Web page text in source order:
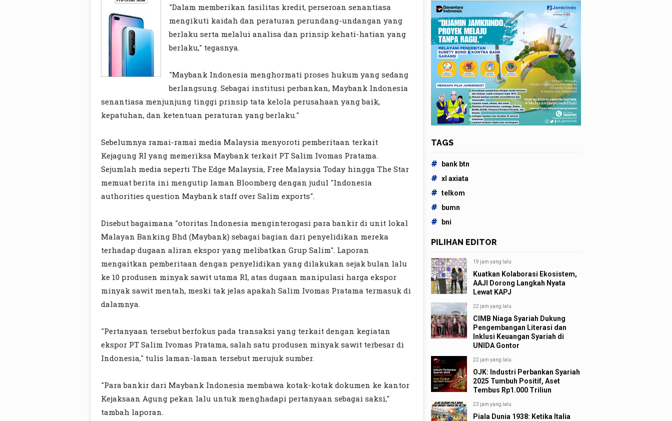
"Dalam memberikan fasilitas kredit, perseroan senantiasa
mengikuti kaidah dan peraturan perundang-undangan yang
berlaku serta melalui analisa dan prinsip kehati-hatian yang
berlaku," tegasnya.
"Maybank Indonesia menghormati proses hukum yang sedang
berlangsung. Sebagai institusi perbankan, Maybank Indonesia
senantiasa menjunjung tinggi prinsip tata kelola perusahaan yang baik,
kepatuhan, dan ketentuan peraturan yang berlaku."
Sebelumnya ramai-ramai media Malaysia menyoroti pemberitaan terkait
Kejagung RI yang memeriksa Maybank terkait PT Salim Ivomas Pratama.
Sejumlah media seperti The Edge Malaysia, Free Malaysia Today hingga The Star
memuat berita ini mengutip laman Bloomberg dengan judul "Indonesia
authorities question Maybank staff over Salim exports".
Disebut bagaimana "otoritas Indonesia menginterogasi para bankir di unit lokal
Malayan Banking Bhd (Maybank) sebagai bagian dari penyelidikan mereka
terhadap dugaan aliran ekspor yang melibatkan Grup Salim". Laporan
mengaitkan pemberitaan dengan penyelidikan yang dilakukan sejak bulan lalu
ke 10 produsen minyak sawit utama RI, atas dugaan manipulasi harga ekspor
minyak sawit mentah, meski tak jelas apakah Salim Ivomas Pratama termasuk di
dalamnya.
"Pertanyaan tersebut berfokus pada transaksi yang terkait dengan kegiatan
ekspor PT Salim Ivomas Pratama, salah satu produsen minyak sawit terbesar di
Indonesia," tulis laman-laman tersebut merujuk sumber.
"Para bankir dari Maybank Indonesia membawa kotak-kotak dokumen ke kantor
Kejaksaan Agung pekan lalu untuk menghadapi pertanyaan sebagai saksi,"
tambah laporan.
TAGS
# bank btn
# xl axiata
# telkom
# bumn
# bni
PILIHAN EDITOR
19 jam yang lalu
Kuatkan Kolaborasi Ekosistem,
AAJI Dorong Langkah Nyata
Lewat KAPJ
22 jam yang lalu
CIMB Niaga Syariah Dukung
Pengembangan Literasi dan
Inklusi Keuangan Syariah di
UNIDA Gontor
22 jam yang lalu
OJK: Industri Perbankan Syariah
2025 Tumbuh Positif, Aset
Tembus Rp1.000 Triliun
23 jam yang lalu
Piala Dunia 1938: Ketika Italia